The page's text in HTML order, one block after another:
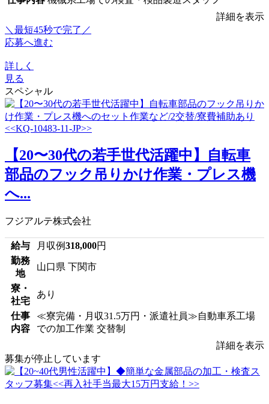
詳細を表示
＼最短45秒で完了／
応募へ進む
詳しく
見る
スペシャル
【20〜30代の若手世代活躍中】自転車
部品のフック吊りかけ作業・プレス機
へ...
フジアルテ株式会社
給与 月収例318,000円
勤務
地
山口県 下関市
寮・
社宅
あり
仕事
内容
≪寮完備・月収31.5万円・派遣社員≫自動車系工場
での加工作業 交替制
詳細を表示
募集が停止しています